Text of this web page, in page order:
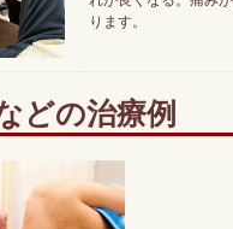
ります。
どの治療例